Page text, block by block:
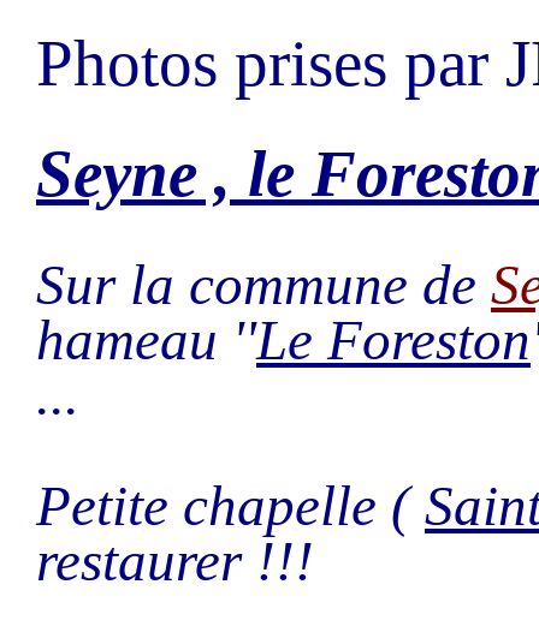
Photos prises par
Seyne , le
Sur la commune de
hameau ''Le Foreston
...
Petite chapelle (
restaurer !!!